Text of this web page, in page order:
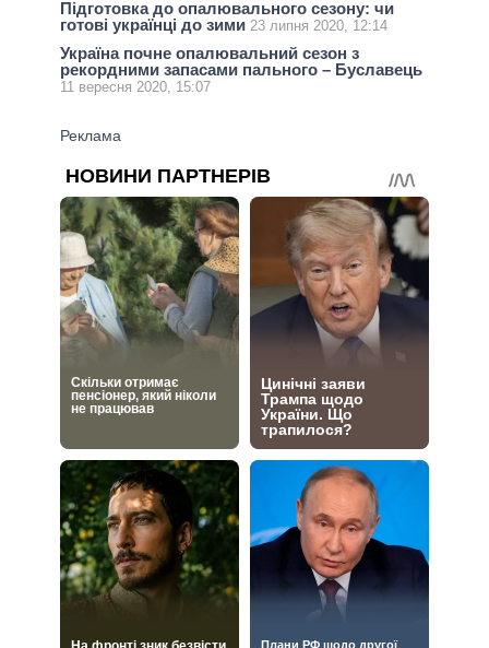
Підготовка до опалювального сезону: чи
готові українці до зими 23 липня 2020, 12:14
Україна почне опалювальний сезон з
рекордними запасами пального – Буславець
11 вересня 2020, 15:07